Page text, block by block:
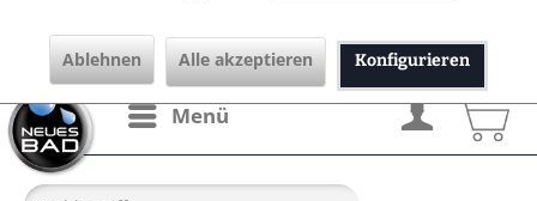
Menü
Ablehnen Alle akzeptieren Konfigurieren